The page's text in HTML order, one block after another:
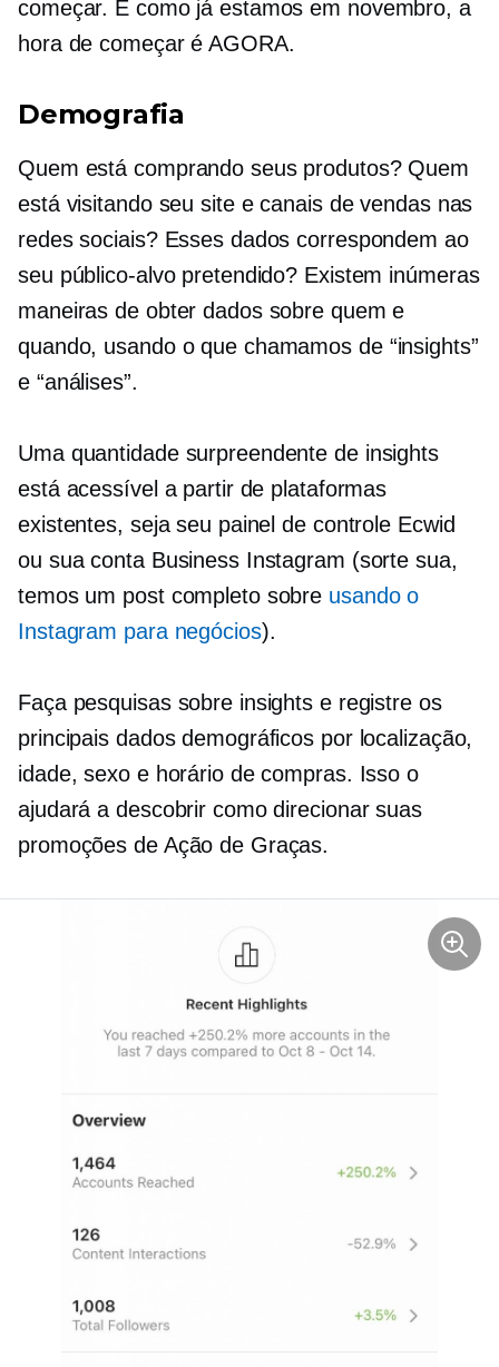
começar. E como já estamos em novembro, a
hora de começar é AGORA.
Demografia
Quem está comprando seus produtos? Quem
está visitando seu site e canais de vendas nas
redes sociais? Esses dados correspondem ao
seu público-alvo pretendido? Existem inúmeras
maneiras de obter dados sobre quem e
quando, usando o que chamamos de “insights”
e “análises”.
Uma quantidade surpreendente de insights
está acessível a partir de plataformas
existentes, seja seu painel de controle Ecwid
ou sua conta Business Instagram (sorte sua,
temos um post completo sobre usando o
Instagram para negócios).
Faça pesquisas sobre insights e registre os
principais dados demográficos por localização,
idade, sexo e horário de compras. Isso o
ajudará a descobrir como direcionar suas
promoções de Ação de Graças.